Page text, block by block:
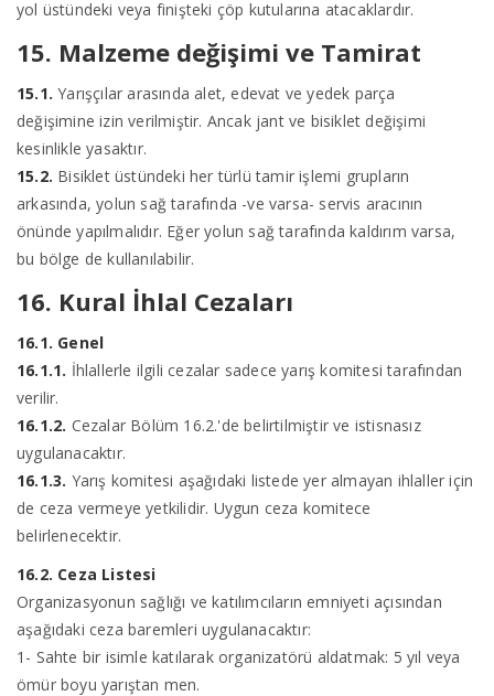
yol üstündeki veya finişteki çöp kutularına atacaklardır.
15. Malzeme değişimi ve Tamirat
15.1.Yarışçılar arasında alet, edevat ve yedek parça
değişimine izin verilmiştir. Ancak jant ve bisiklet değişimi
kesinlikle yasaktır.
15.2. Bisiklet üstündeki her türlü tamir işlemi grupların
arkasında, yolun sağ tarafında -ve varsa- servis aracının
önünde yapılmalıdır. Eğer yolun sağ tarafında kaldırım varsa,
bu bölge de kullanılabilir.
16. Kural İhlal Cezaları
16.1. Genel
16.1.1. İhlallerle ilgili cezalar sadece yarış komitesi tarafından
verilir.
16.1.2. Cezalar Bölüm 16.2.'de belirtilmiştir ve istisnasız
uygulanacaktır.
16.1.3. Yarış komitesi aşağıdaki listede yer almayan ihlaller için
de ceza vermeye yetkilidir. Uygun ceza komitece
belirlenecektir.
16.2. Ceza Listesi
Organizasyonun sağlığı ve katılımcıların emniyeti açısından
aşağıdaki ceza baremleri uygulanacaktır:
1- Sahte bir isimle katılarak organizatörü aldatmak: 5 yıl veya
ömür boyu yarıştan men.